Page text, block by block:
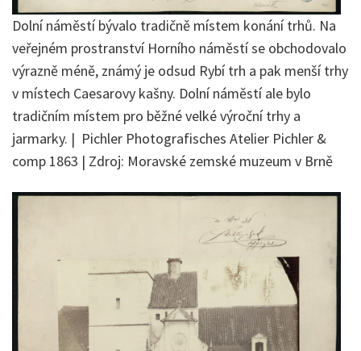
Dolní náměstí bývalo tradičně místem konání trhů. Na
veřejném prostranství Horního náměstí se obchodovalo
výrazně méně, známý je odsud Rybí trh a pak menší trhy
v místech Caesarovy kašny. Dolní náměstí ale bylo
tradičním místem pro běžné velké výroční trhy a
jarmarky. | Pichler Photografisches Atelier Pichler &
comp 1863 | Zdroj: Moravské zemské muzeum v Brně